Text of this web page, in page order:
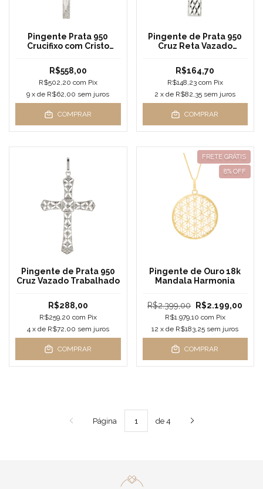
Pingente Prata 950
Crucifixo com Cristo
R$558,00
R$502,20 com Pix
9 x de R$62,00 sem juros
COMPRAR
Pingente de Prata 950
Cruz Reta Vazado
R$164,70
R$148,23 com Pix
2 x de R$82,35 sem juros
COMPRAR
Pingente de Prata 950
Cruz Vazado Trabalhado
R$288,00
R$259,20 com Pix
4 x de R$72,00 sem juros
COMPRAR
FRETE GRÁTIS
8% OFF
Pingente de Ouro 18k
Mandala Harmonia
R$2.399,00 R$2.199,00
R$1.979,10 com Pix
12 x de R$183,25 sem juros
COMPRAR
Página de 4